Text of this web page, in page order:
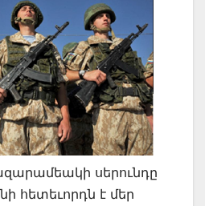
սերունդը
հետեւորդն է մեր